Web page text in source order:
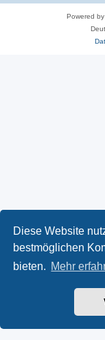
Diese Website
bestmöglichen
bieten. Mehr
Powered by